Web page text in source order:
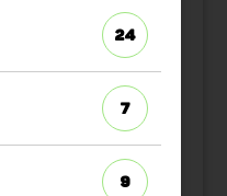
24
7
9